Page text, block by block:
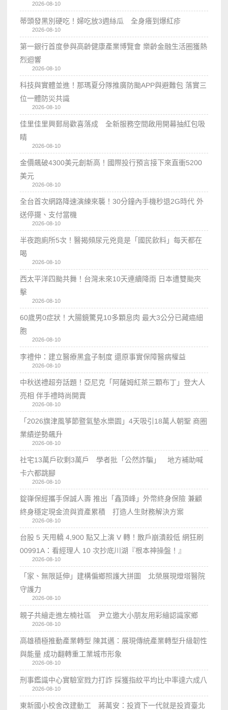
2026-08-10
蒂頭發黑別硬吃！婦吃放3週絲瓜 全身癢到爆紅疹
2026-08-10
第一銀行首度參與高齡健康產業博覽會 樂齡金融生活圈獲熱
烈迴響
2026-08-10
科技與實體並進！那瑪夏分隊推廣防颱APP與避難包 落實三
位一體防災共識
2026-08-10
佳里佳里興郵局歡喜落成 全新服務空間啟用開幕抽紅包吸
睛
2026-08-10
金價飆破4300美元創新高！國際投行預言接下來直衝5200
美元
2026-08-10
全台首次網路降速演練來襲！30分鐘內手機秒退2G時代 外
送停擺、支付當機
2026-08-10
半夜跑廁所5次！醫揭頻尿元兇竟是「國民飲料」每天都在
喝
2026-08-10
西太平洋四颱共舞！台灣未來10天連續降雨 日本遭雙颱夾
擊
2026-08-10
60歲男0症狀！大腸鏡驚見10多顆息肉 最大3公分已藏癌細
胞
2026-08-10
李禮仲：建立醫療黑盒子制度 還原事實保障醫病權益
2026-08-10
中秋送禮超夯話題！亞尼克「阿薩姆紅茶三顆布丁」登大人
亮相 伴手禮時尚開賣
2026-08-10
「2026旗津風箏節暨氣墊水樂園」4天吸引18萬人朝聖 商圈
業績逆勢飆升
2026-08-10
社宅13萬戶砍剩3萬戶 學者批「公然詐騙」 地方補助喊
卡六都跳腳
2026-08-10
錠嵂保經攜手保誠人壽 推出「鑫頂峰」外幣終身保險 兼顧
終身穩定現金流與資產累積 打造人生財務解決方案
2026-08-10
台股 5 天甩轎 4,900 點又上演 V 轉！散戶崩潰殺低 網狂刷
00991A：看經理人 10 次抄底川湖『根本神操盤！』
2026-08-10
「家、無限延伸」建構偏鄉照護大拼圖 北榮展現燈塔醫院
守護力
2026-08-10
親子共繪走進左楠社區 尹立邀大小朋友用彩繪認識家鄉
2026-08-10
高雄積極推動產業轉型 陳其邁：展現傳統產業轉型升級韌性
與能量 成功翻轉重工業城市形象
2026-08-10
刑事鑑識中心實驗室戮力打詐 採獲指紋平均比中率達六成八
2026-08-10
東新國小校舍改建動工 蔣萬安：投資下一代就是投資臺北